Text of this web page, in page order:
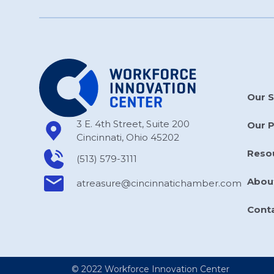
3 E. 4th Street, Suite 200
Cincinnati, Ohio 45202
(513) 579-3111
atreasure​@cincinnatichamber​.com
Our
Our
© 2022 Workforce Innovation Center